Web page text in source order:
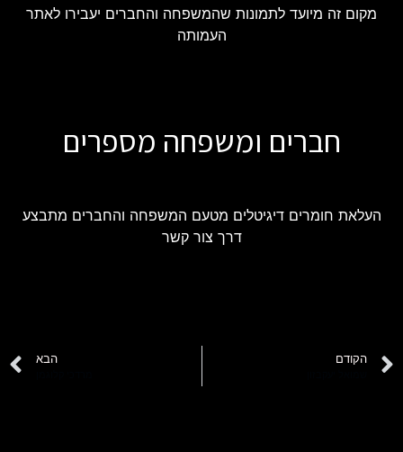
מקום זה מיועד לתמונות שהמשפחה והחברים יעבירו לאתר
העמותה
חברים ומשפחה מספרים
העלאת חומרים דיגיטלים מטעם המשפחה והחברים מתבצע
דרך צור קשר
הקודם הבא